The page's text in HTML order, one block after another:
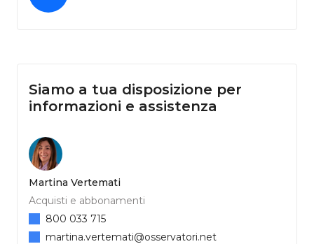
Siamo a tua disposizione per
informazioni e assistenza
Martina Vertemati
Acquisti e abbonamenti
800 033 715
martina.vertemati@osservatori.net